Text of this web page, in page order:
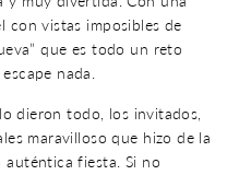
con vistas imposibles de
que es todo un reto
nada.
dieron todo, los invitados,
maravilloso que hizo de la
auténtica fiesta. Si no